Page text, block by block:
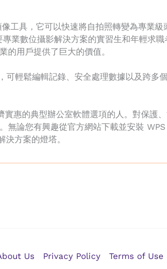
工具，它可以快速將自拍照轉變為專業級
業數位攝影解決方案的實習生和年輕求職
用戶提供了巨大的價值。
輕鬆編輯記錄、安全處理數據以及跨多
惠的典型辦公室軟體選項的人。對保護
無論您有興趣從官方網站下載並安裝
方案的燈塔。
Us Privacy Policy Terms of Use